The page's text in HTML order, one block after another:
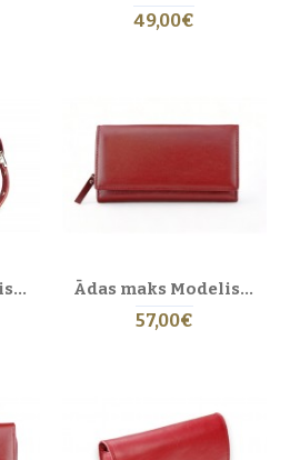
Eric Lasko – Ādas izstrādājumi kopš
49,00€
Ādas maks Modelis 302 EL-4-5_NIC Ādas maks Modelis 17 BL-0-5
57,00€